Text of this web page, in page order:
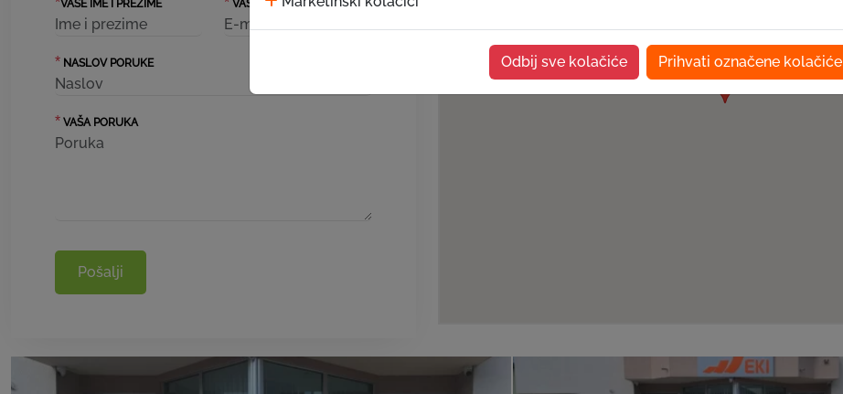
Odbij sve kolačiće Prihvati označene kolačiće
VAŠE IME I PREZIME VAŠ EMAIL
* NASLOV PORUKE
* VAŠA PORUKA
Pošalji